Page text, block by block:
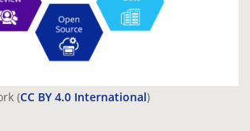
(CC BY 4.0 International)